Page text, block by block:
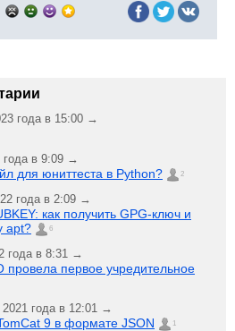
года в 15:00 →
года в 9:09 →
для юниттеста в Python? 2
года в 2:09 →
как получить GPG-ключ и
apt?
6
года в 8:31 →
первое учредительное
года в 12:01 →
9 в формате JSON 1